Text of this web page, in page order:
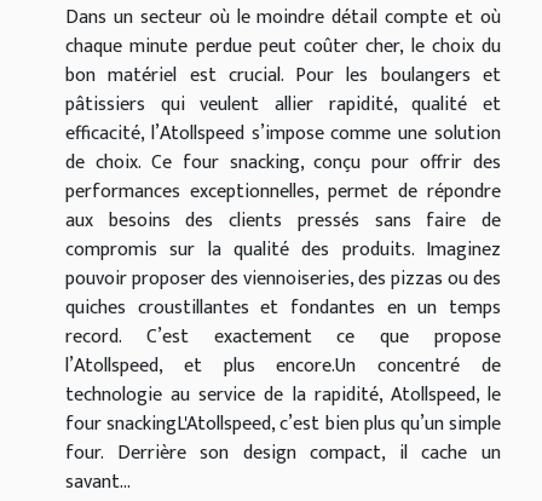
Dans un secteur où le moindre détail compte et où
chaque minute perdue peut coûter cher, le choix du
bon matériel est crucial. Pour les boulangers et
pâtissiers qui veulent allier rapidité, qualité et
efficacité, l’Atollspeed s’impose comme une solution
de choix. Ce four snacking, conçu pour offrir des
performances exceptionnelles, permet de répondre
aux besoins des clients pressés sans faire de
compromis sur la qualité des produits. Imaginez
pouvoir proposer des viennoiseries, des pizzas ou des
quiches croustillantes et fondantes en un temps
record. C’est exactement ce que propose
l’Atollspeed, et plus encore.Un concentré de
technologie au service de la rapidité, Atollspeed, le
four snackingL'Atollspeed, c’est bien plus qu’un simple
four. Derrière son design compact, il cache un
savant...